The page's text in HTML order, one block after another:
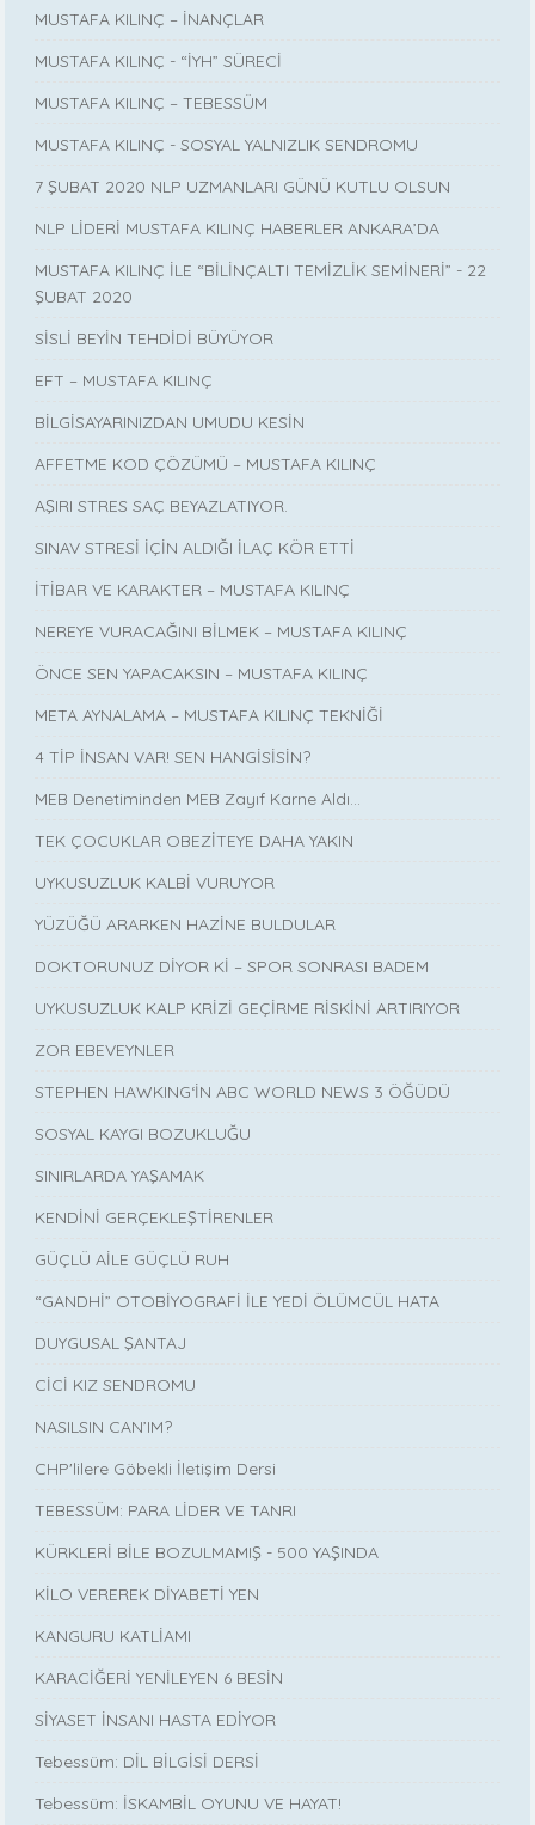
MUSTAFA KILINÇ – İNANÇLAR
MUSTAFA KILINÇ - “İYH” SÜRECİ
MUSTAFA KILINÇ – TEBESSÜM
MUSTAFA KILINÇ - SOSYAL YALNIZLIK SENDROMU
7 ŞUBAT 2020 NLP UZMANLARI GÜNÜ KUTLU OLSUN
NLP LİDERİ MUSTAFA KILINÇ HABERLER ANKARA’DA
MUSTAFA KILINÇ İLE “BİLİNÇALTI TEMİZLİK SEMİNERİ” - 22
ŞUBAT 2020
SİSLİ BEYİN TEHDİDİ BÜYÜYOR
EFT – MUSTAFA KILINÇ
BİLGİSAYARINIZDAN UMUDU KESİN
AFFETME KOD ÇÖZÜMÜ – MUSTAFA KILINÇ
AŞIRI STRES SAÇ BEYAZLATIYOR.
SINAV STRESİ İÇİN ALDIĞI İLAÇ KÖR ETTİ
İTİBAR VE KARAKTER – MUSTAFA KILINÇ
NEREYE VURACAĞINI BİLMEK – MUSTAFA KILINÇ
ÖNCE SEN YAPACAKSIN – MUSTAFA KILINÇ
META AYNALAMA – MUSTAFA KILINÇ TEKNİĞİ
4 TİP İNSAN VAR! SEN HANGİSİSİN?
MEB Denetiminden MEB Zayıf Karne Aldı…
TEK ÇOCUKLAR OBEZİTEYE DAHA YAKIN
UYKUSUZLUK KALBİ VURUYOR
YÜZÜĞÜ ARARKEN HAZİNE BULDULAR
DOKTORUNUZ DİYOR Kİ – SPOR SONRASI BADEM
UYKUSUZLUK KALP KRİZİ GEÇİRME RİSKİNİ ARTIRIYOR
ZOR EBEVEYNLER
STEPHEN HAWKING‘İN ABC WORLD NEWS 3 ÖĞÜDÜ
SOSYAL KAYGI BOZUKLUĞU
SINIRLARDA YAŞAMAK
KENDİNİ GERÇEKLEŞTİRENLER
GÜÇLÜ AİLE GÜÇLÜ RUH
“GANDHİ” OTOBİYOGRAFİ İLE YEDİ ÖLÜMCÜL HATA
DUYGUSAL ŞANTAJ
CİCİ KIZ SENDROMU
NASILSIN CAN’IM?
CHP'lilere Göbekli İletişim Dersi
TEBESSÜM: PARA LİDER VE TANRI
KÜRKLERİ BİLE BOZULMAMIŞ - 500 YAŞINDA
KİLO VEREREK DİYABETİ YEN
KANGURU KATLİAMI
KARACİĞERİ YENİLEYEN 6 BESİN
SİYASET İNSANI HASTA EDİYOR
Tebessüm: DİL BİLGİSİ DERSİ
Tebessüm: İSKAMBİL OYUNU VE HAYAT!